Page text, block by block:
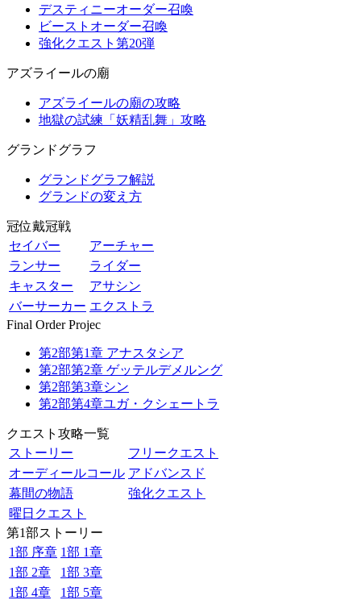
デスティニーオーダー召喚
ビーストオーダー召喚
強化クエスト第20弾
アズライールの廟
アズライールの廟の攻略
地獄の試練「妖精乱舞」攻略
グランドグラフ
グランドグラフ解説
グランドの変え方
冠位戴冠戦
セイバー
アーチャー
ランサー
ライダー
キャスター
アサシン
バーサーカー エクストラ
Final Order Projec
第2部第1章 アナスタシア
第2部第2章 ゲッテルデメルング
第2部第3章シン
第2部第4章ユガ・クシェートラ
クエスト攻略一覧
ストーリー
フリークエスト
オーディールコール アドバンスド
幕間の物語
強化クエスト
曜日クエスト
第1部ストーリー
1部 序章 1部 1章
1部 2章
1部 3章
1部 4章
1部 5章